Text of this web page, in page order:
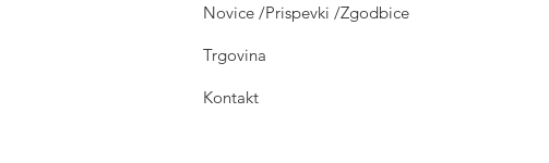
Novice /Prispevki /Zgodbice
Trgovina
Kontakt